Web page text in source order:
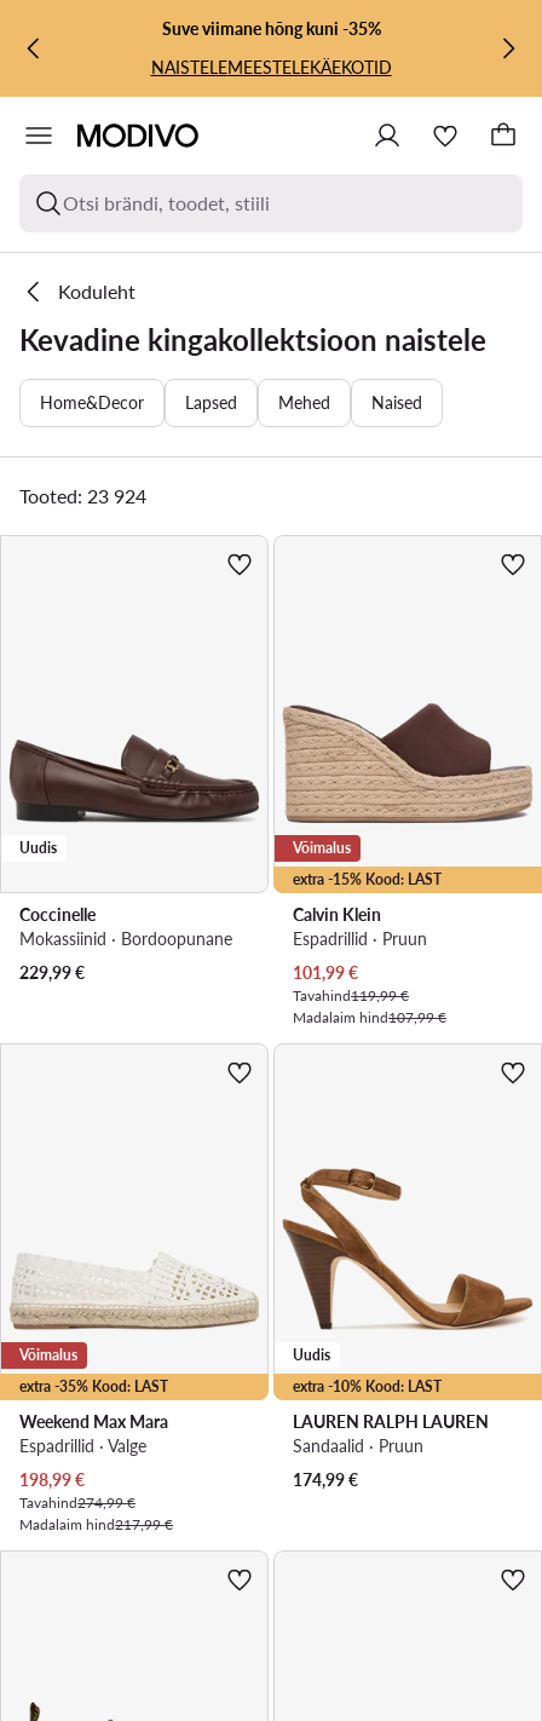
LIIGU PÕHISISU JUURDE
MINE OTSINGUSSESuve viimane hõng kuni -35%
NAISTELEMEESTELEKÄEKOTID
Otsi brändi, toodet, stiili
Koduleht
Kevadine kingakollektsioon naistele
Home&Decor Lapsed Mehed Naised
Tooted: 23 924
Uudis
Coccinelle
Mokassiinid · Bordoopunane
229,99€
extra -15% Kood: LAST
Võimalus
Calvin Klein
Espadrillid · Pruun
Praegune hind
101,99€
Tavahind119,99 €
Madalaim hind107,99 €
extra -35% Kood: LAST
Võimalus
Weekend Max Mara
Espadrillid · Valge
Praegune hind
198,99€
Tavahind274,99 €
Madalaim hind217,99 €
extra -10% Kood: LAST
Uudis
LAUREN RALPH LAUREN
Sandaalid · Pruun
174,99€